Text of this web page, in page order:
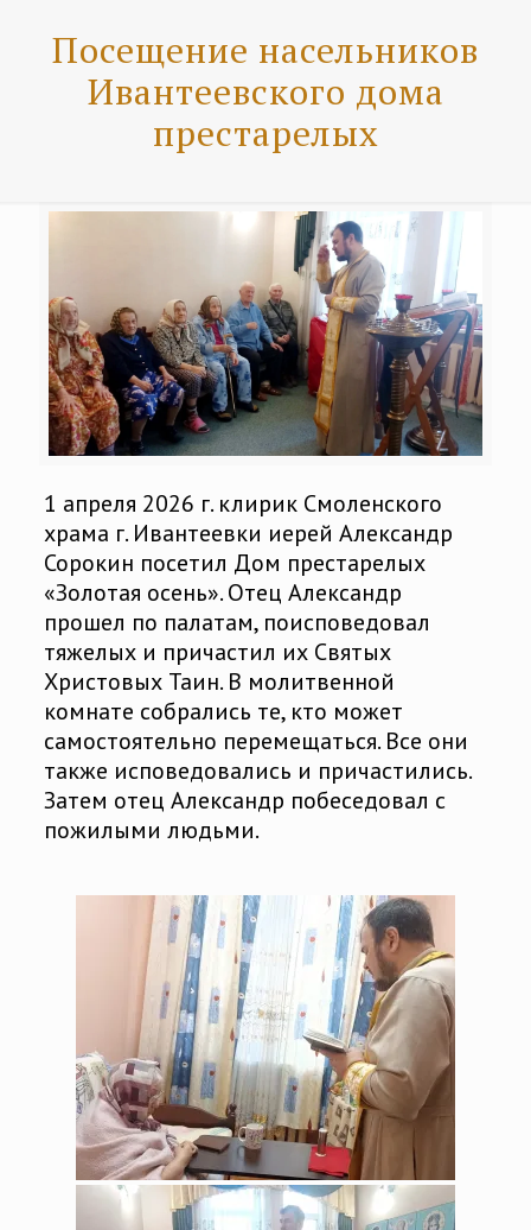
Посещение насельников
Ивантеевского дома
престарелых
1 апреля 2026 г. клирик Смоленского
храма г. Ивантеевки иерей Александр
Сорокин посетил Дом престарелых
«Золотая осень». Отец Александр
прошел по палатам, поисповедовал
тяжелых и причастил их Святых
Христовых Таин. В молитвенной
комнате собрались те, кто может
самостоятельно перемещаться. Все они
также исповедовались и причастились.
Затем отец Александр побеседовал с
пожилыми людьми.